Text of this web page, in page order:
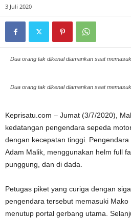
3 Juli 2020
Dua orang tak dikenal diamankan saat
Dua orang tak dikenal diamankan saat
Keprisatu.com – Jumat (3/7/2020),
kedatangan pengendara sepeda
dengan kecepatan tinggi. Pengendara
Adam Malik, menggunakan helm full
punggung, dan di dada.
Petugas piket yang curiga dengan
pengendara tersebut memasuki
menutup portal gerbang utama.